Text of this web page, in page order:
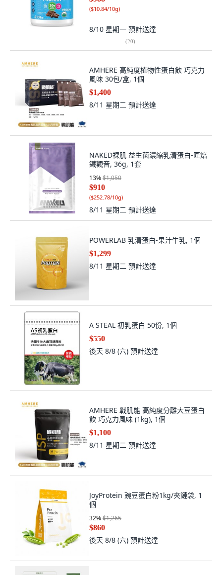
($10.84/10g)
8/10 星期一 預計送達
(20)
AMHERE 高純度植物性蛋白飲 巧克力
風味 30包/盒, 1個
$1,400
8/11 星期二 預計送達
NAKED裸肌 益生菌濃縮乳清蛋白-匠焙
鐵觀音, 36g, 1套
13%$1,050
$910
($252.78/10g)
8/11 星期二 預計送達
POWERLAB 乳清蛋白-果汁牛乳, 1個
$1,299
8/11 星期二 預計送達
A STEAL 初乳蛋白 50份, 1個
$550
後天 8/8 (六) 預計送達
AMHERE 戰肌能 高純度分離大豆蛋白
飲 巧克力風味 (1kg), 1個
$1,100
8/11 星期二 預計送達
JoyProtein 豌豆蛋白粉1kg/夾鏈袋, 1
個
32%$1,265
$860
後天 8/8 (六) 預計送達